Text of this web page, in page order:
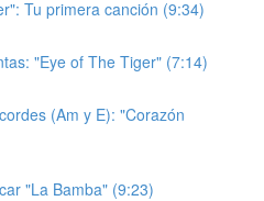
Tu primera canción (9:34)
"Eye of The Tiger" (7:14)
(Am y E): "Corazón
"La Bamba" (9:23)